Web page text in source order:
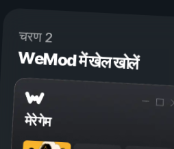
चरण 2
WeMod में खेल खोलें
मेरे गेम